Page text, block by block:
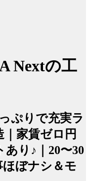
Nextの工
ぷりで充実ラ
家賃ゼロ円
り♪｜20〜30
ほぼナシ＆モ